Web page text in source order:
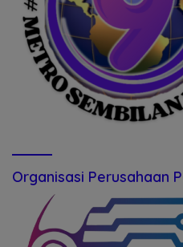
Organisasi Perusahaan